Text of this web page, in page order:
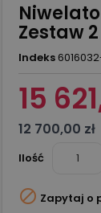
Zestaw 2
Indeks
15
12 700,00 zł
Ilość
 Zapytaj o